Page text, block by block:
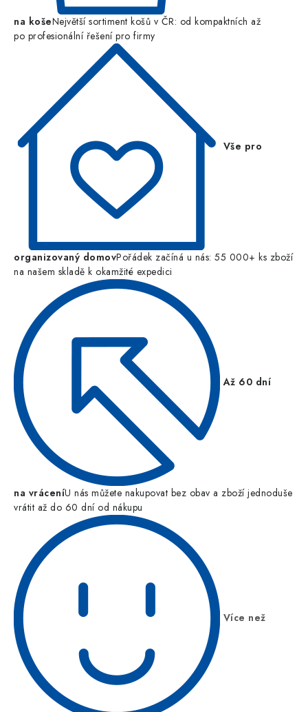
na košeNejvětší sortiment košů v ČR: od kompaktních až
po profesionální řešení pro firmy
Vše pro
organizovaný domovPořádek začíná u nás: 55 000+ ks zboží
na našem skladě k okamžité expedici
Až 60 dní
na vráceníU nás můžete nakupovat bez obav a zboží jednoduše
vrátit až do 60 dní od nákupu
Více než